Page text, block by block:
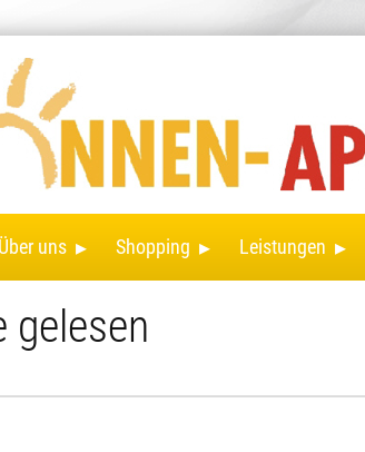
Über uns ▸ Shopping ▸ Leistungen ▸
gelesen